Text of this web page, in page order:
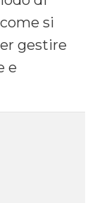
si
gestire
e